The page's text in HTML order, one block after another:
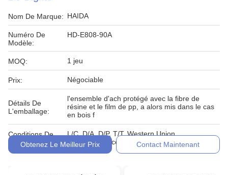
Nom De Marque: HAIDA
Numéro De
Modèle:
HD-E808-90A
MOQ: 1 jeu
Prix: Négociable
Détails De
L'emballage:
l'ensemble d'ach protégé avec la fibre de
résine et le film de pp, a alors mis dans le cas
en bois f
Conditions De
Paiement:
L/C, D/A, D/P, T/T, Western Union,
MoneyGram, comptant, engagement
Obtenez Le Meilleur Prix Contact Maintenant